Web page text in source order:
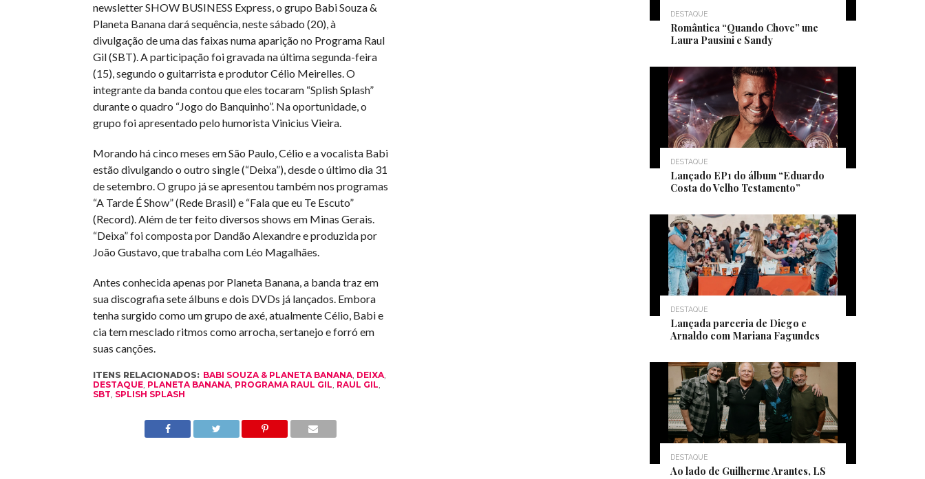
newsletter SHOW BUSINESS Express, o grupo Babi Souza &
Planeta Banana dará sequência, neste sábado (20), à
divulgação de uma das faixas numa aparição no Programa Raul
Gil (SBT). A participação foi gravada na última segunda-feira
(15), segundo o guitarrista e produtor Célio Meirelles. O
integrante da banda contou que eles tocaram “Splish Splash”
durante o quadro “Jogo do Banquinho”. Na oportunidade, o
grupo foi apresentado pelo humorista Vinicius Vieira.
Morando há cinco meses em São Paulo, Célio e a vocalista Babi
estão divulgando o outro single (“Deixa”), desde o último dia 31
de setembro. O grupo já se apresentou também nos programas
“A Tarde É Show” (Rede Brasil) e “Fala que eu Te Escuto”
(Record). Além de ter feito diversos shows em Minas Gerais.
“Deixa” foi composta por Dandão Alexandre e produzida por
João Gustavo, que trabalha com Léo Magalhães.
Antes conhecida apenas por Planeta Banana, a banda traz em
sua discografia sete álbuns e dois DVDs já lançados. Embora
tenha surgido como um grupo de axé, atualmente Célio, Babi e
cia tem mesclado ritmos como arrocha, sertanejo e forró em
suas canções.
ITENS RELACIONADOS: BABI SOUZA & PLANETA BANANA, DEIXA,
DESTAQUE, PLANETA BANANA, PROGRAMA RAUL GIL, RAUL GIL,
SBT, SPLISH SPLASH
DESTAQUE
Romântica “Quando Chove” une
Laura Pausini e Sandy
DESTAQUE
Lançado EP1 do álbum “Eduardo
Costa do Velho Testamento”
DESTAQUE
Lançada parceria de Diego e
Arnaldo com Mariana Fagundes
DESTAQUE
Ao lado de Guilherme Arantes, LS